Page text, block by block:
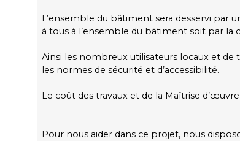
L’ensemble du bâtiment sera desservi par
à tous à l’ensemble du bâtiment soit par la
Ainsi les nombreux utilisateurs locaux et
les normes de sécurité et d’accessibilité.
Le coût des travaux et de la Maîtrise
Pour nous aider dans ce projet, nous